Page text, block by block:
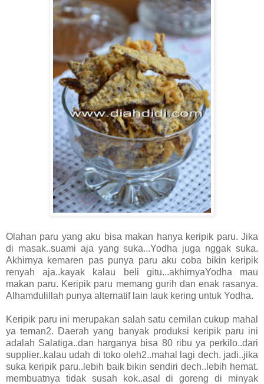
Olahan paru yang aku bisa makan hanya keripik paru. Jika
di masak..suami aja yang suka...Yodha juga nggak suka.
Akhirnya kemaren pas punya paru aku coba bikin keripik
renyah aja..kayak kalau beli gitu...akhirnyaYodha mau
makan paru. Keripik paru memang gurih dan enak rasanya.
Alhamdulillah punya alternatif lain lauk kering untuk Yodha.
Keripik paru ini merupakan salah satu cemilan cukup mahal
ya teman2. Daerah yang banyak produksi keripik paru ini
adalah Salatiga..dan harganya bisa 80 ribu ya perkilo..dari
supplier..kalau udah di toko oleh2..mahal lagi dech. jadi..jika
suka keripik paru..lebih baik bikin sendiri dech..lebih hemat.
membuatnya tidak susah kok..asal di goreng di minyak